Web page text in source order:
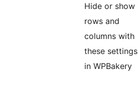
Hide or show
rows and
columns with
these settings
in WPBakery